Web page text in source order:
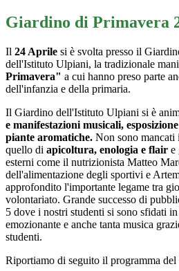
Giardino di Primavera
Il 24 Aprile si è svolta presso il
dell'Istituto Ulpiani, la tradizionale
Primavera" a cui hanno preso parte
dell'infanzia e della primaria.
Il Giardino dell'Istituto Ulpiani si è
e manifestazioni musicali,
piante aromatiche. Non sono mancati
quello di apicoltura, enologia e flair e
esterni come il nutrizionista Matteo
dell'alimentazione degli sportivi e
approfondito l'importante legame tra
volontariato. Grande successo di
5 dove i nostri studenti si sono sfidati
emozionante e anche tanta musica
studenti.
Riportiamo di seguito il programma